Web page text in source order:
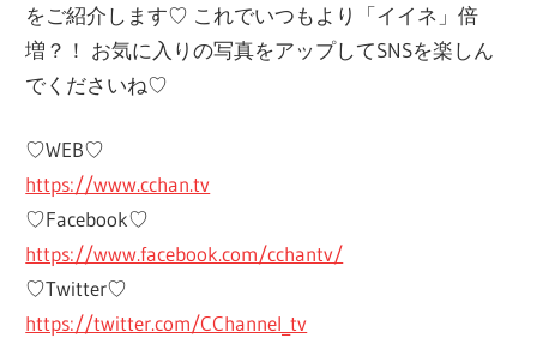
をご紹介します♡ これでいつもより「イイネ」倍
増？！ お気に入りの写真をアップしてSNSを楽しん
でくださいね♡
♡WEB♡
https://www.cchan.tv
♡Facebook♡
https://www.facebook.com/cchantv/
♡Twitter♡
https://twitter.com/CChannel_tv